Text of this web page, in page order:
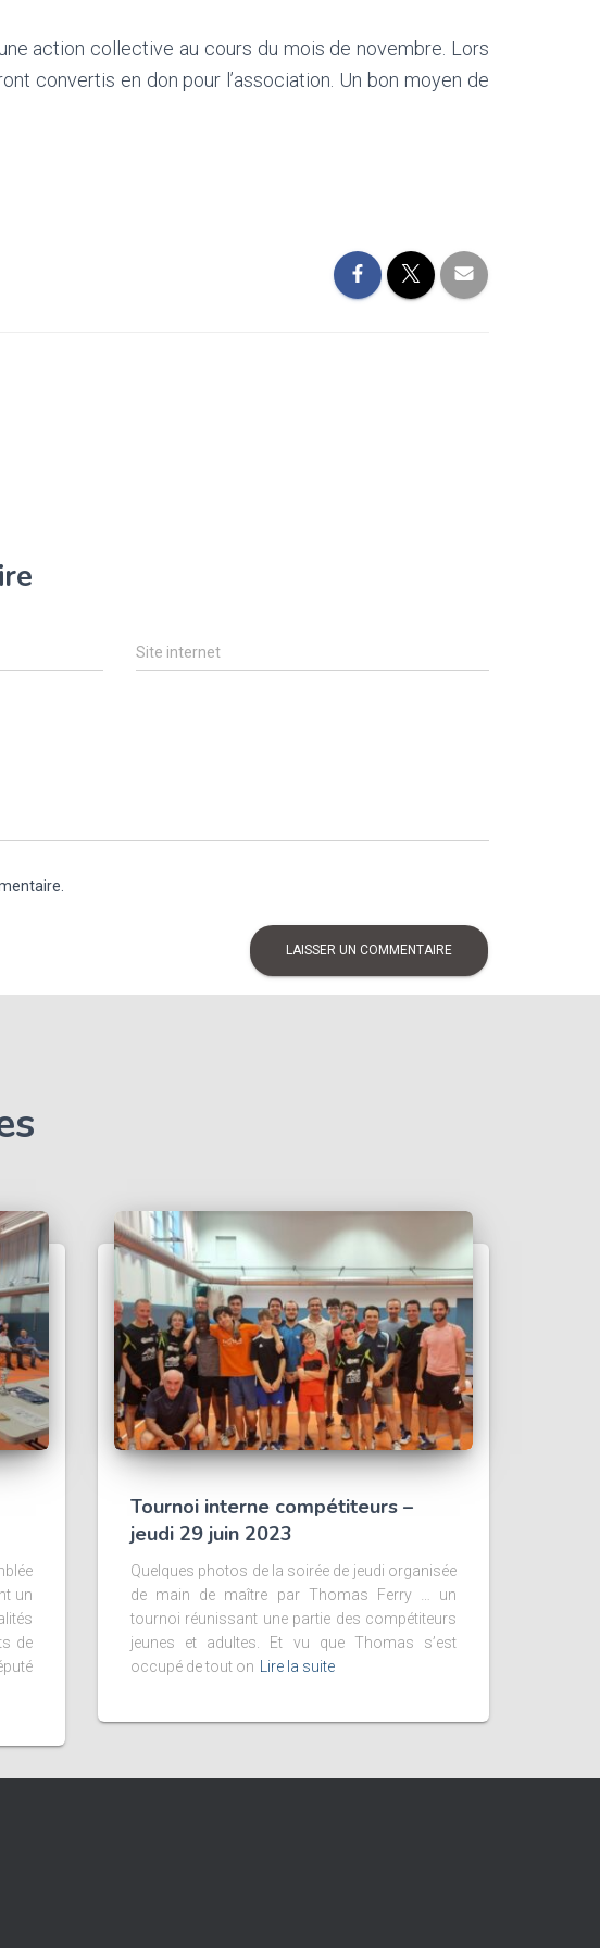
action collective au cours du mois de novembre. Lors
convertis en don pour l’association. Un bon moyen de
Site internet
un
de
Tournoi interne compétiteurs –
jeudi 29 juin 2023
Quelques photos de la soirée de jeudi organisée
de main de maître par Thomas Ferry … un
tournoi réunissant une partie des compétiteurs
jeunes et adultes. Et vu que Thomas s’est
occupé de tout on
Lire la suite